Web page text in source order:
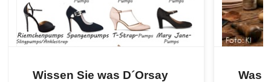
Wissen Sie was D´Orsay
Was